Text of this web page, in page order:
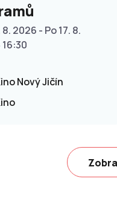
8. 2026 - Po 17. 8.
Nový Jičín